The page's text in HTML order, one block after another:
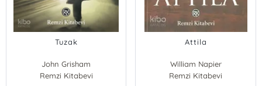
Tuzak
John Grisham
Remzi Kitabevi
Attila
William Napier
Remzi Kitabevi